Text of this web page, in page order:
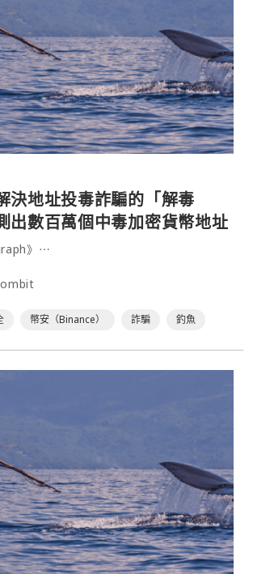
決地址投毒詐騙的「解毒
出數百萬個中毒加密貨幣地址
》⋯
幣安（Binance） 詐騙 釣魚